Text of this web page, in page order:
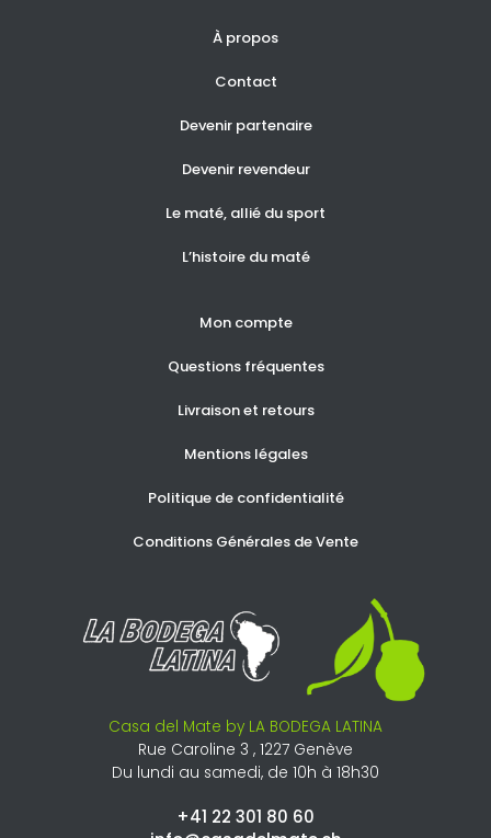
À propos
Contact
Devenir partenaire
Devenir revendeur
Le maté, allié du sport
L’histoire du maté
Mon compte
Questions fréquentes
Livraison et retours
Mentions légales
Politique de confidentialité
Conditions Générales de Vente
Casa del Mate by LA BODEGA LATINA
Rue Caroline 3 , 1227 Genève
Du lundi au samedi, de 10h à 18h30
+41 22 301 80 60​